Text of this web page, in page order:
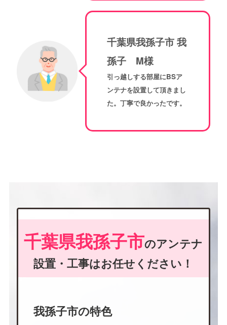
千葉県我孫子市 我
孫子 M様
引っ越しする部屋にBSア
ンテナを設置して頂きまし
た。丁寧で良かったです。
千葉県我孫子市のアンテナ
設置・工事はお任せください！
我孫子市の特色